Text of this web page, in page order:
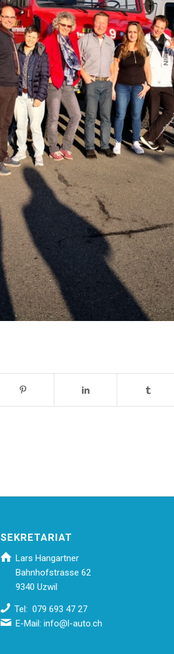
SEKRETARIAT
Lars Hangartner
Bahnhofstrasse 62
9340 Uzwil
Tel: 079 693 47 27
E-Mail:info@l-auto.ch